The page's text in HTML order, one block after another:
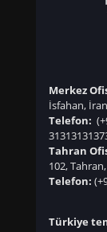
Merkez
İsfahan, İran
Telefon:
3131313137
Tahran
102,
Telefon:
Türkiye